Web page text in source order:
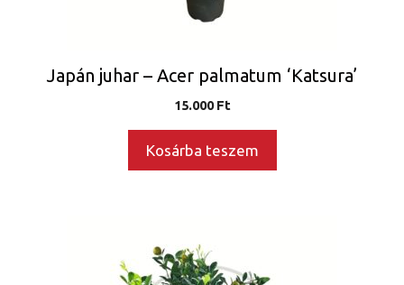
Japán juhar – Acer palmatum ‘Katsura’
15.000Ft
Kosárba teszem